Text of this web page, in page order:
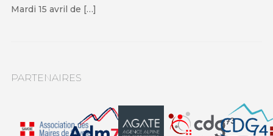
Mardi 15 avril de […]
PARTENAIRES